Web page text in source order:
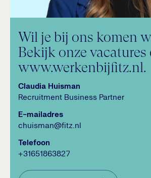
Wil je bij ons komen
Bekijk onze vacatures
www.werkenbijfitz.nl.
Claudia Huisman
Recruitment Business Partner
E-mailadres
chuisman@fitz.nl
Telefoon
+31651863827